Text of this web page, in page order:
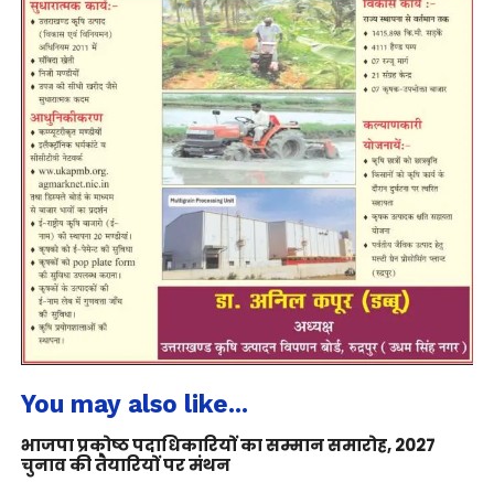
You may also like...
भाजपा प्रकोष्ठ पदाधिकारियों का सम्मान समारोह, 2027
चुनाव की तैयारियों पर मंथन